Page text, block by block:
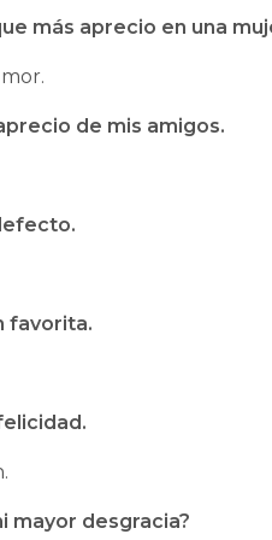
más aprecio en una
de mis amigos.
favorita.
mayor desgracia?